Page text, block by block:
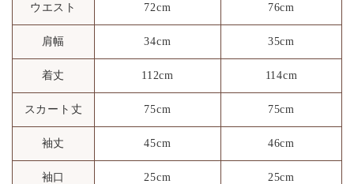
ウエスト 72cm 76cm
肩幅 34cm 35cm
着丈 112cm 114cm
スカート丈 75cm 75cm
袖丈 45cm 46cm
袖口 25cm 25cm